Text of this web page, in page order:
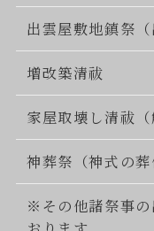
出雲屋敷地鎮祭（
増改築清祓
家屋取壊し清祓（
神葬祭（神式の葬
※その他諸祭事の